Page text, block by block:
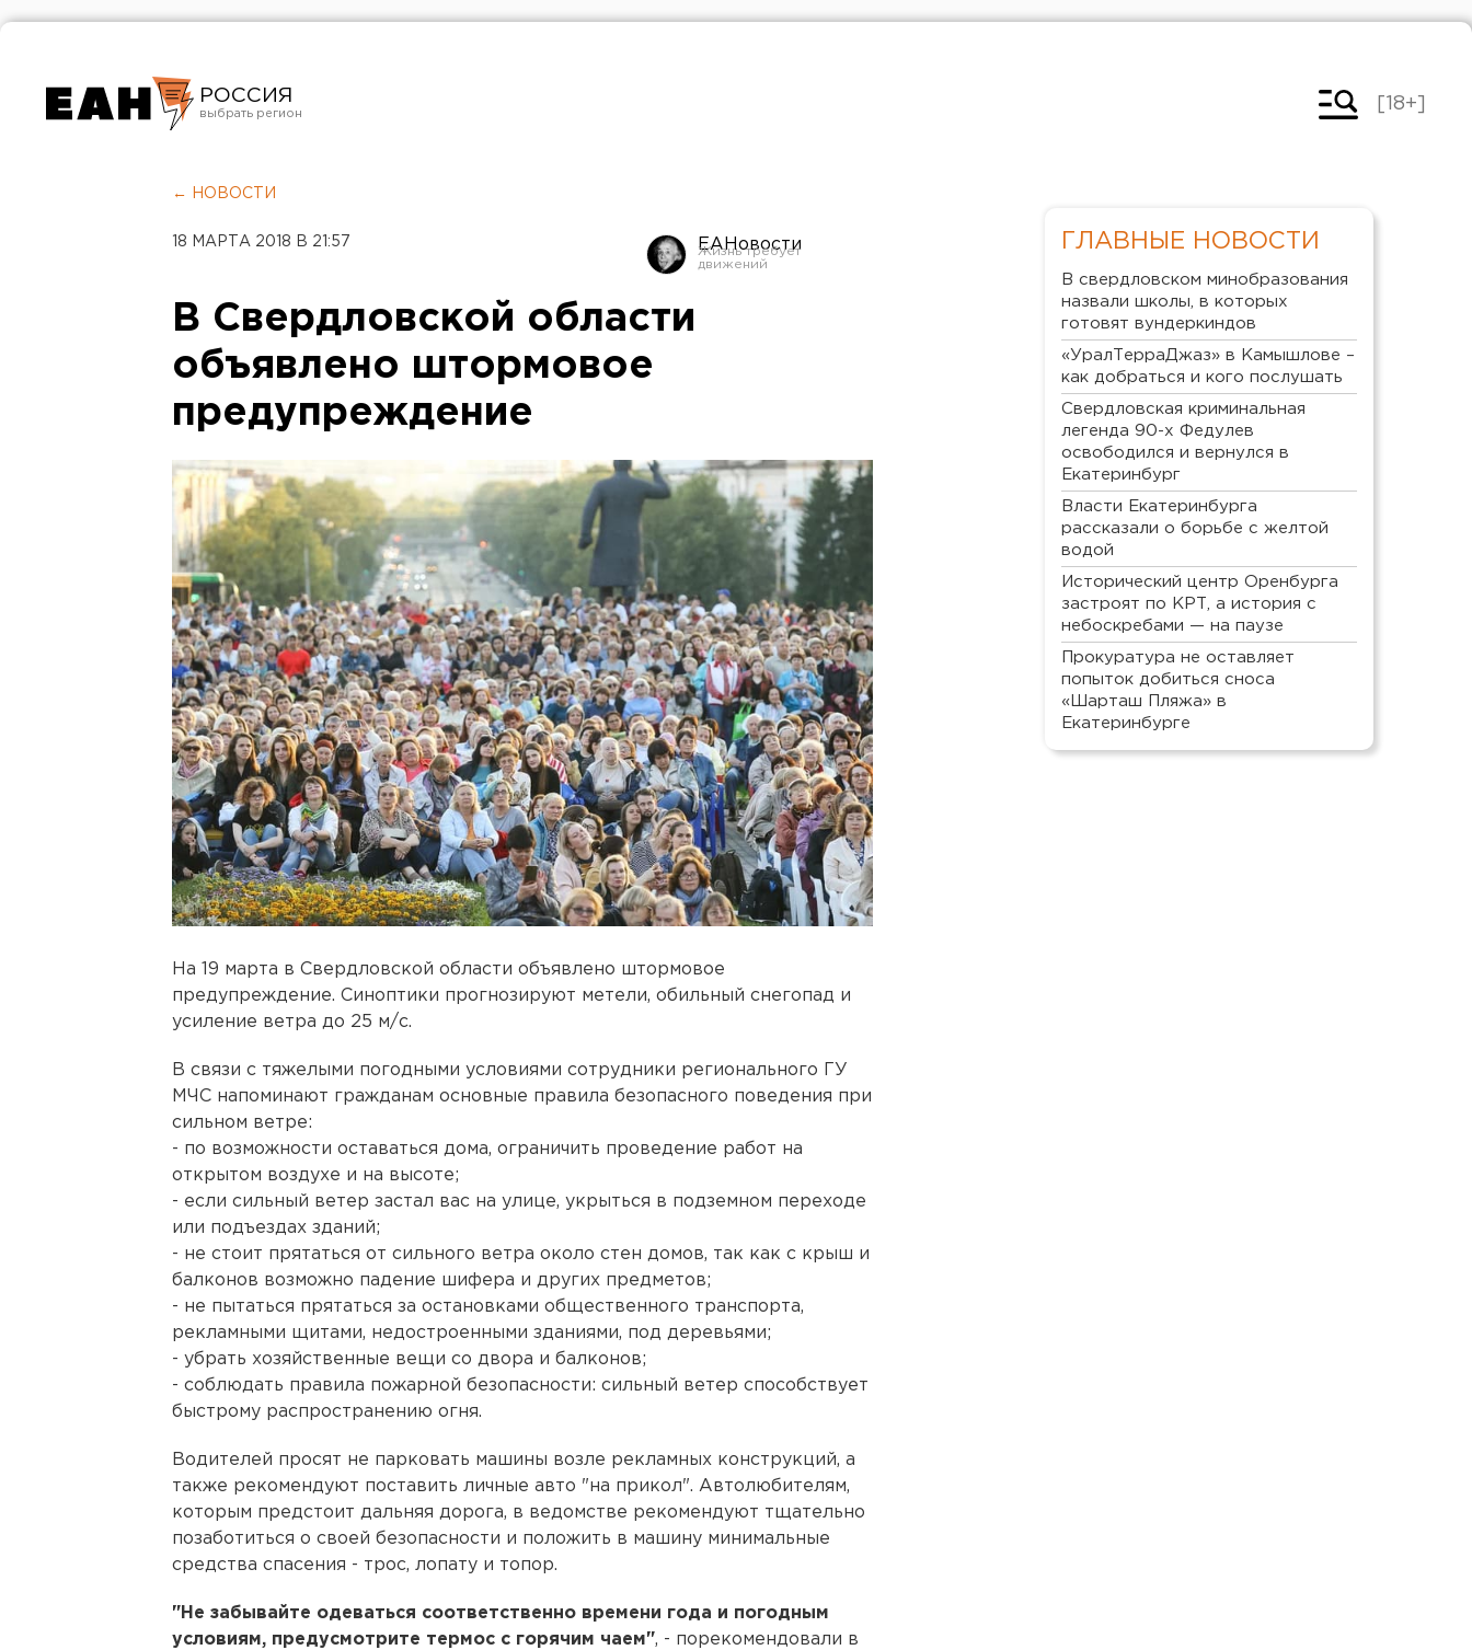
РОССИЯ
Челябинск
[18+]
← НОВОСТИ
18 МАРТА 2018 В 21:57 ЕАНовости
В Свердловской области
объявлено штормовое
предупреждение
На 19 марта в Свердловской области объявлено штормовое
предупреждение. Синоптики прогнозируют метели, обильный снегопад и
усиление ветра до 25 м/c.
В связи с тяжелыми погодными условиями сотрудники регионального ГУ
МЧС напоминают гражданам основные правила безопасного поведения при
сильном ветре:
- по возможности оставаться дома, ограничить проведение работ на
открытом воздухе и на высоте;
- если сильный ветер застал вас на улице, укрыться в подземном переходе
или подъездах зданий;
- не стоит прятаться от сильного ветра около стен домов, так как с крыш и
балконов возможно падение шифера и других предметов;
- не пытаться прятаться за остановками общественного транспорта,
рекламными щитами, недостроенными зданиями, под деревьями;
- убрать хозяйственные вещи со двора и балконов;
- соблюдать правила пожарной безопасности: сильный ветер способствует
быстрому распространению огня.
Водителей просят не парковать машины возле рекламных конструкций, а
также рекомендуют поставить личные авто "на прикол". Автолюбителям,
которым предстоит дальняя дорога, в ведомстве рекомендуют тщательно
позаботиться о своей безопасности и положить в машину минимальные
средства спасения - трос, лопату и топор.
"Не забывайте одеваться соответственно времени года и погодным
условиям, предусмотрите термос с горячим чаем", - порекомендовали в
ГЛАВНЫЕ НОВОСТИ
В свердловском минобразования
назвали школы, в которых
готовят вундеркиндов
«УралТерраДжаз» в Камышлове –
как добраться и кого послушать
Свердловская криминальная
легенда 90-х Федулев
освободился и вернулся в
Екатеринбург
Власти Екатеринбурга
рассказали о борьбе с желтой
водой
Исторический центр Оренбурга
застроят по КРТ, а история с
небоскребами — на паузе
Прокуратура не оставляет
попыток добиться сноса
«Шарташ Пляжа» в
Екатеринбурге